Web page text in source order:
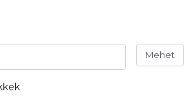
Mehet